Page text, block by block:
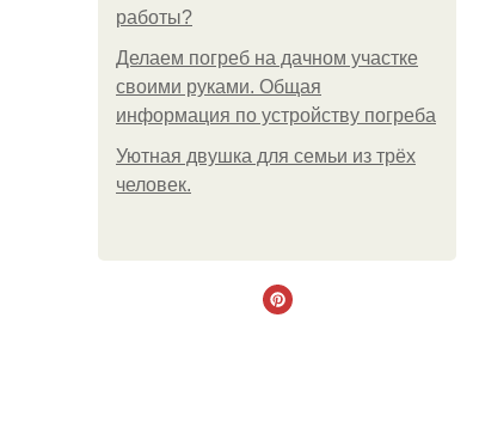
работы?
Делаем погреб на дачном участке
своими руками. Общая
информация по устройству погреба
Уютная двушка для семьи из трёх
человек.